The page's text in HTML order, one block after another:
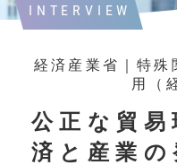
INTERVIEW
経済産業省｜特殊
用（
公正な貿
済と産業